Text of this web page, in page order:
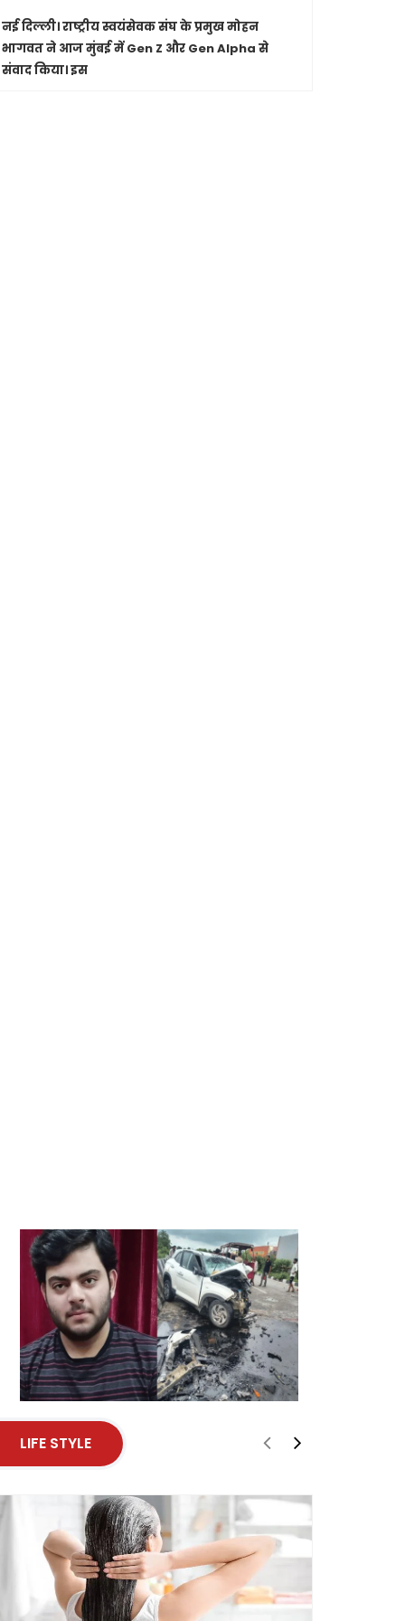
नई दिल्ली।राष्ट्रीय स्वयंसेवक संघ के प्रमुख मोहन
भागवत ने आज मुंबई में Gen Z और Gen Alpha से
संवाद किया। इस
LIFE STYLE